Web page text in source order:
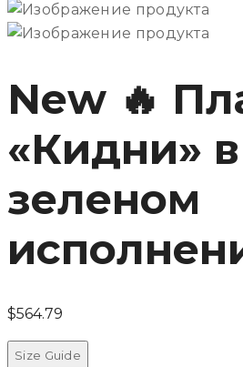
New 🔥
«Кидни» в
зеленом
$564.79
Size Guide